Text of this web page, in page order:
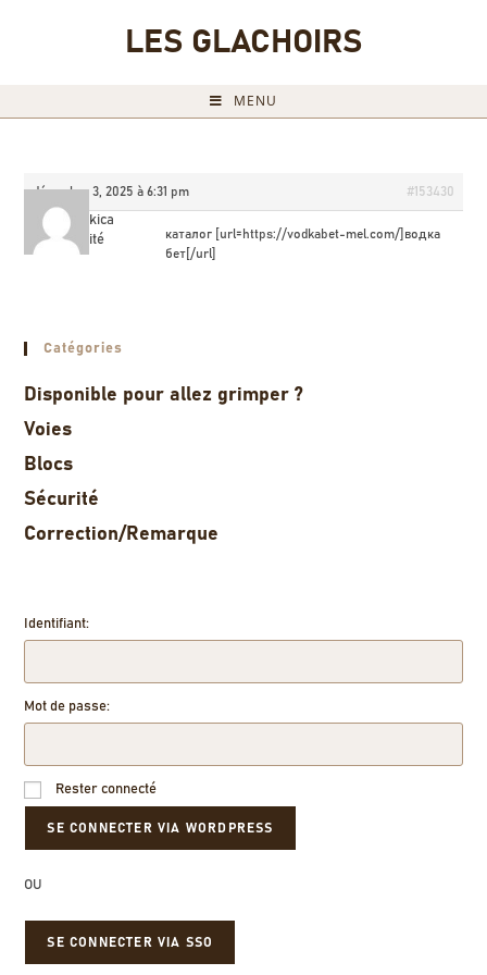
LES GLACHOIRS
MENU
décembre 3, 2025 à 6:31 pm #153430
Kevinskica
Invité
каталог [url=https://vodkabet-mel.com/]водка
бет[/url]
Catégories
Disponible pour allez grimper ?
Voies
Blocs
Sécurité
Correction/Remarque
Identifiant:
Mot de passe:
Rester connecté
OU
SE CONNECTER VIA SSO